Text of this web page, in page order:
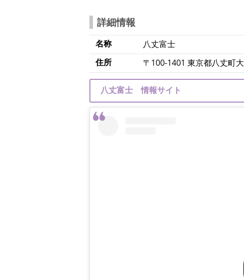
詳細情報
名称
八丈富士
住所
〒100-1401 東京都八丈町
八丈富士 情報サイト